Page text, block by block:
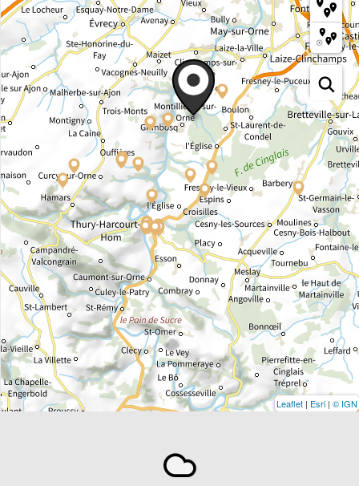
Leaflet | Esri | © IGN